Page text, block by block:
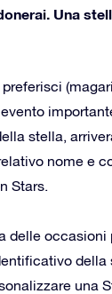
Una
(magari
stella,
nome e
Stars.
delle occasioni
della
una